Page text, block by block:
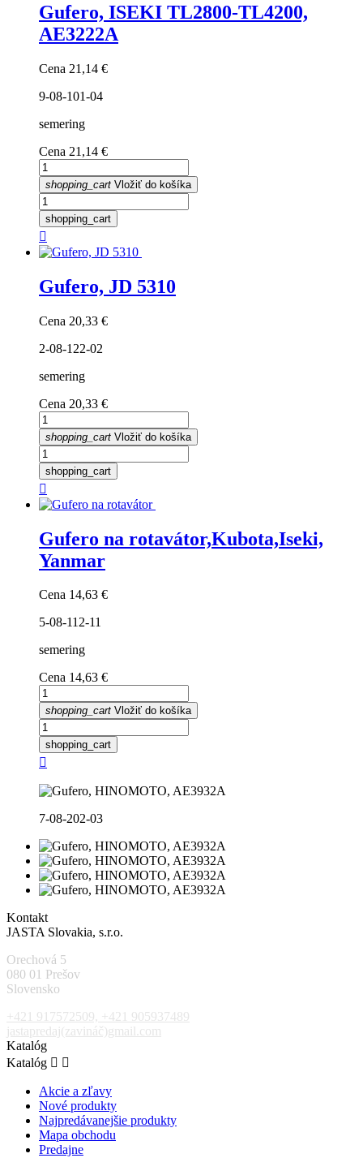
Gufero, ISEKI TL2800-TL4200,
AE3222A
Cena 21,14 €
9-08-101-04
semering
Cena 21,14 €
shopping_cart Vložiť do košíka
shopping_cart

Gufero, JD 5310
Cena 20,33 €
2-08-122-02
semering
Cena 20,33 €
shopping_cart Vložiť do košíka
shopping_cart

Gufero na rotavátor,Kubota,Iseki,
Yanmar
Cena 14,63 €
5-08-112-11
semering
Cena 14,63 €
shopping_cart Vložiť do košíka
shopping_cart

7-08-202-03
Kontakt
JASTA Slovakia, s.r.o.
Orechová 5
080 01 Prešov
Slovensko
+421 917572509, +421 905937489
jastapredaj(zavináč)gmail.com
Katalóg
Katalóg  
Akcie a zľavy
Nové produkty
Najpredávanejšie produkty
Mapa obchodu
Predajne